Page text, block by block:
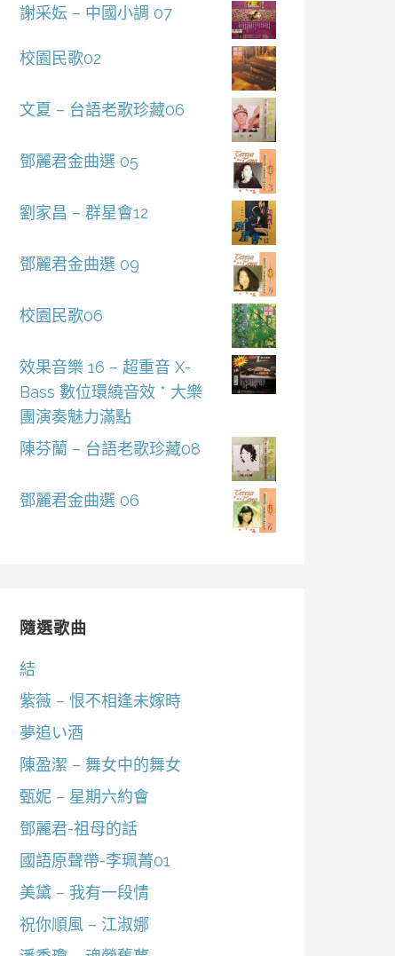
謝采妘 – 中國小調 07
校園民歌02
文夏 – 台語老歌珍藏06
鄧麗君金曲選 05
劉家昌 – 群星會12
鄧麗君金曲選 09
校園民歌06
效果音樂 16 – 超重音 X-
Bass 數位環繞音效 * 大樂
團演奏魅力滿點
陳芬蘭 – 台語老歌珍藏08
鄧麗君金曲選 06
隨選歌曲
結
紫薇 – 恨不相逢未嫁時
夢追い酒
陳盈潔 – 舞女中的舞女
甄妮 – 星期六約會
鄧麗君-祖母的話
國語原聲帶-李珮菁01
美黛 – 我有一段情
祝你順風 – 江淑娜